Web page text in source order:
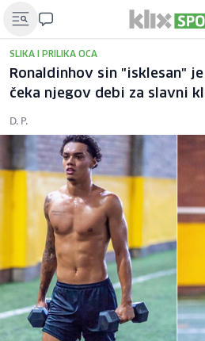
SLIKA I PRILIKA OCA
Ronaldinhov sin "isklesan"
čeka njegov debi za slavni
D. P.